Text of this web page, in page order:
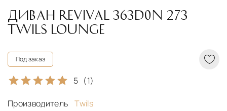
ДИВАН REVIVAL 363D0N 273
TWILS LOUNGE
Под заказ
5 (1)
Производитель
Twils